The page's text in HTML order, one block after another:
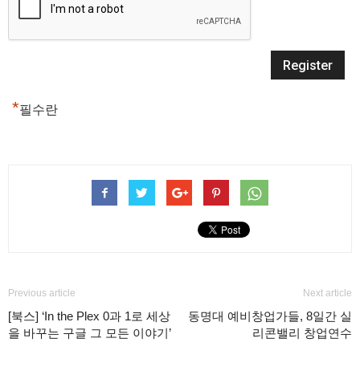
*필수란
Previous article
[북스] ‘In the Plex 0과 1로 세상
을 바꾸는 구글 그 모든 이야기’
Next article
동명대 예비창업가들, 8일간 실
리콘밸리 창업연수